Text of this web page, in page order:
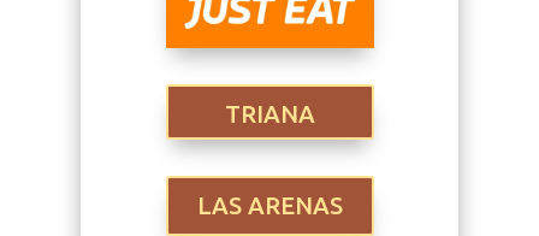
TRIANA
LAS ARENAS